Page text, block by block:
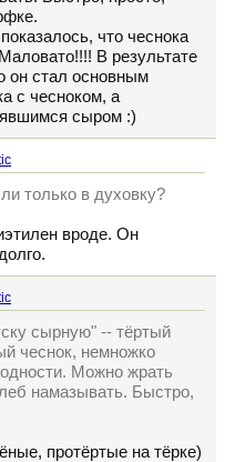
что чеснока
В результате
он стал основным
с чесноком, а
сыром :)
только в духовку?
вроде. Он
сырную" -- тёртый
чеснок, немножко
Можно жрать
намазывать. Быстро,
протёртые на тёрке)